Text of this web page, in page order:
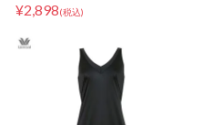
ブラキャミ カップ付きインナ
¥2,898(税込)